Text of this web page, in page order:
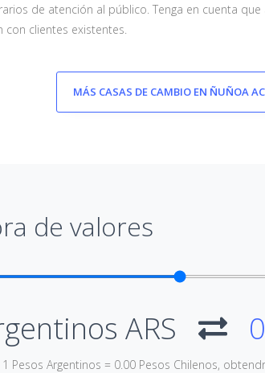
de atención al público. Tenga en cuenta
clientes existentes.
MÁS CASAS DE CAMBIO EN ÑUÑOA
de valores
ARS 0
Pesos Argentinos = 0.00 Pesos Chilenos,